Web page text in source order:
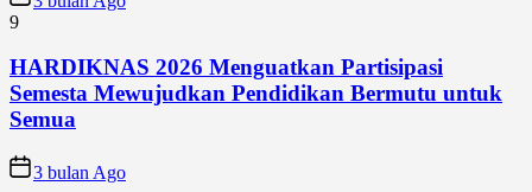
9
HARDIKNAS 2026 Menguatkan Partisipasi
Semesta Mewujudkan Pendidikan Bermutu untuk
Semua
3 bulan Ago